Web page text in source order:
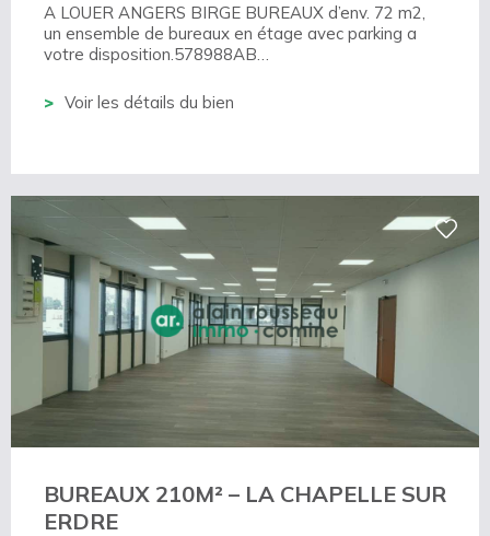
A LOUER ANGERS BIRGE BUREAUX d’env. 72 m2,
un ensemble de bureaux en étage avec parking a
votre disposition.578988AB…
Voir les détails du bien
BUREAUX 210M² – LA CHAPELLE SUR
ERDRE